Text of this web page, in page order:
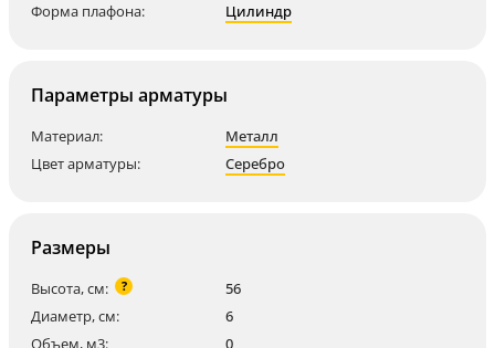
Форма плафона:
Цилиндр
Параметры арматуры
Материал:
Металл
Цвет арматуры:
Серебро
Размеры
Высота, см: ?
56
Диаметр, см:
6
Объем, м3:
0